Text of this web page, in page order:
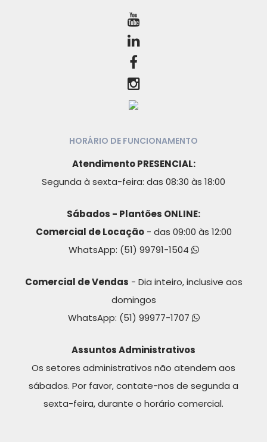
HORÁRIO DE FUNCIONAMENTO
Atendimento PRESENCIAL:
Segunda à sexta-feira: das 08:30 às 18:00
Sábados - Plantões ONLINE:
Comercial de Locação- das 09:00 às 12:00
WhatsApp: (51) 99791-1504
Comercial de Vendas - Dia inteiro, inclusive aos
domingos
WhatsApp: (51) 99977-1707
Assuntos Administrativos
Os setores administrativos não atendem aos
sábados. Por favor, contate-nos de segunda a
sexta-feira, durante o horário comercial.